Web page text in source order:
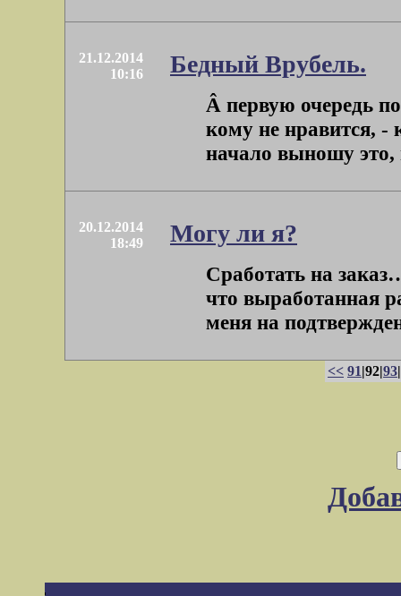
21.12.2014
10:16
Бедный Врубель.
Â первую очередь
кому не нравится, -
начало выношу это,
20.12.2014
18:49
Могу ли я?
Сработать на
что выработанная
меня на
<< 91|92|93|